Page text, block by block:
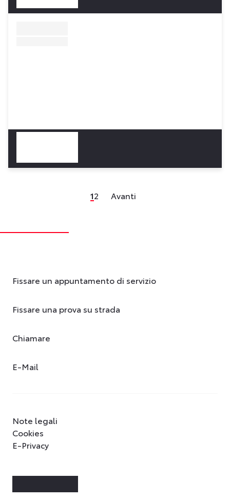
12 Avanti
Fissare un appuntamento di servizio
Fissare una prova su strada
Chiamare
E-Mail
Note legali
Cookies
E-Privacy